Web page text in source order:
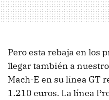
Pero esta rebaja en los
llegar también a
Mach-E en su línea GT
1.210 euros. La línea